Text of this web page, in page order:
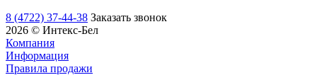
8 (4722) 37-44-38 Заказать звонок
2026 © Интекс-Бел
Компания
Информация
Правила продажи